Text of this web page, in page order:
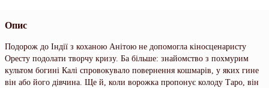
Опис
Подорож до Індії з коханою Анітою не допомогла кіносценаристу
Оресту подолати творчу кризу. Ба більше: знайомство з похмурим
культом богині Калі спровокувало повернення кошмарів, у яких гине
він або його дівчина. Ще й, коли ворожка пропонує колоду Таро, він